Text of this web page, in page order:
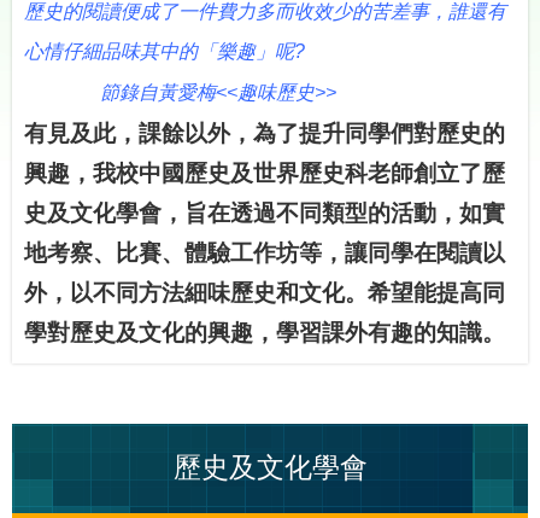
歷史的閱讀便成了一件費力多而收效少的苦差事，誰還有
心情仔細品味其中的「樂趣」呢?
節錄自黃愛梅<<趣味歷史>>
有見及此，課餘以外，為了提升同學們對歷史的
興趣，我校中國歷史及世界歷史科老師創立了歷
史及文化學會，旨在透過不同類型的活動，如實
地考察、比賽、體驗工作坊等，讓同學在閱讀以
外，以不同方法細味歷史和文化。希望能提高同
學對歷史及文化的興趣，學習課外有趣的知識。
歷史及文化學會